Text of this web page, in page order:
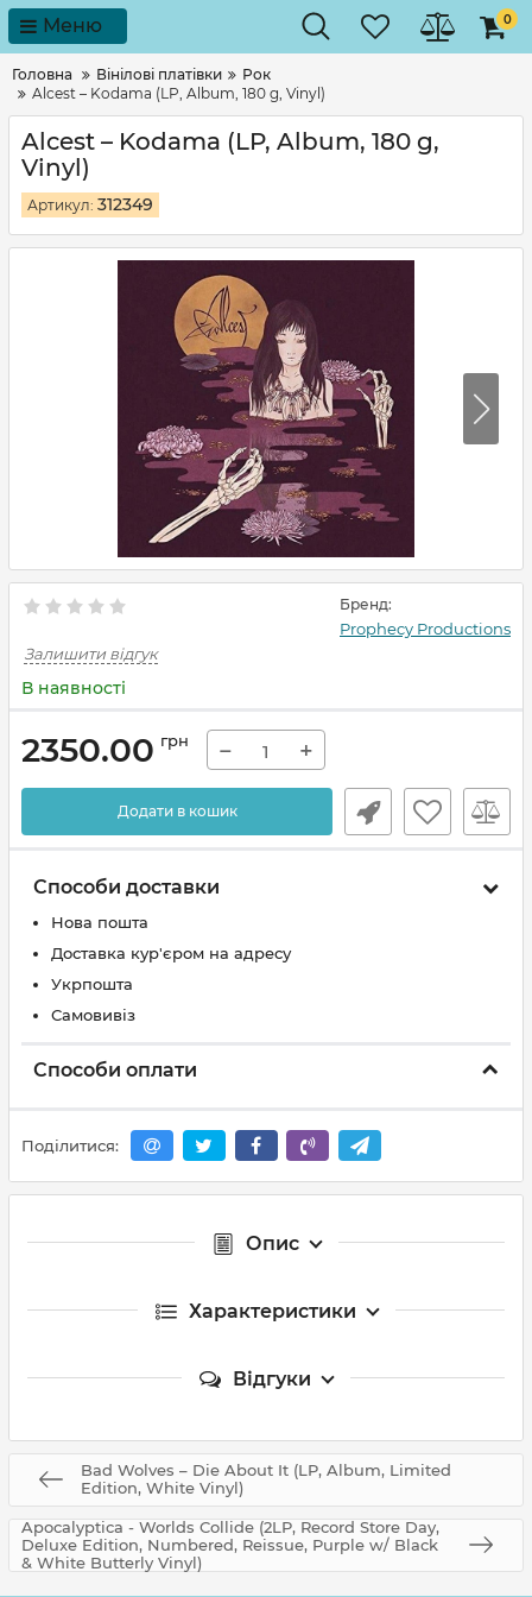
Меню 0
Головна Вінілові платівки
Рок
Alcest – Kodama (LP, Album, 180 g, Vinyl)
Alcest – Kodama (LP, Album, 180 g,
Vinyl)
Артикул: 312349
Бренд:
Prophecy Productions
Залишити відгук
В наявності
2350.00 грн − +
Додати в кошик
Способи доставки
Нова пошта
Доставка кур'єром на адресу
Укрпошта
Самовивіз
Способи оплати
Поділитися:
Опис
Характеристики
Відгуки
Bad Wolves – Die About It (LP, Album, Limited
Edition, White Vinyl)
Apocalyptica - Worlds Collide (2LP, Record Store Day,
Deluxe Edition, Numbered, Reissue, Purple w/ Black
& White Butterly Vinyl)